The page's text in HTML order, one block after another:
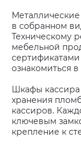
в собранном
Техническому
мебельной
ознакомиться
Шкафы кассира
хранения
кассиров.
ключевым
крепление к